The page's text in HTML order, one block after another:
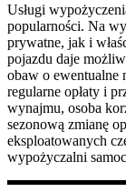
Usługi
popularności. Na
prywatne, jak i
pojazdu daje
obaw o ewentualne
regularne opłaty i
wynajmu, osoba
sezonową zmianę
eksploatowanych
wypożyczalni